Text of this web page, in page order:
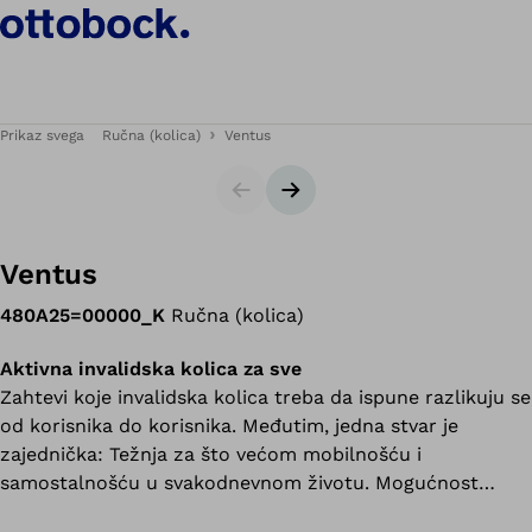
Prikaz svega Ručna (kolica) Ventus
Prezentacija u slajdovima
Sledeći slajd
Ventus
480A25=00000_K Ručna (kolica)
Aktivna invalidska kolica za sve
Zahtevi koje invalidska kolica treba da ispune razlikuju se
od korisnika do korisnika. Međutim, jedna stvar je
zajednička: Težnja za što većom mobilnošću i
samostalnošću u svakodnevnom životu. Mogućnost